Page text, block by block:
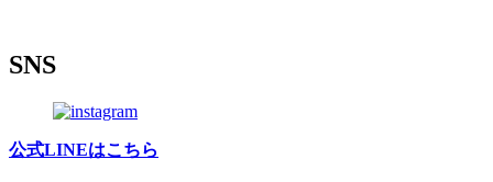
SNS
公式LINEはこちら